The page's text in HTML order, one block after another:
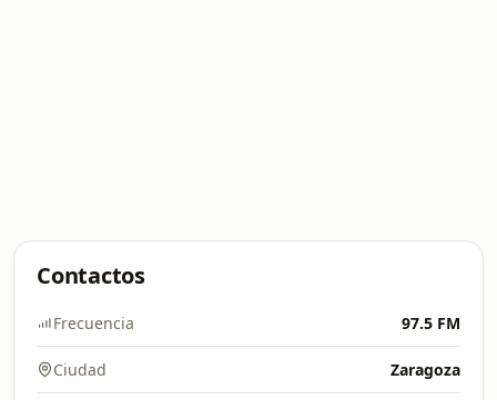
Contactos
Frecuencia 97.5 FM
Ciudad Zaragoza